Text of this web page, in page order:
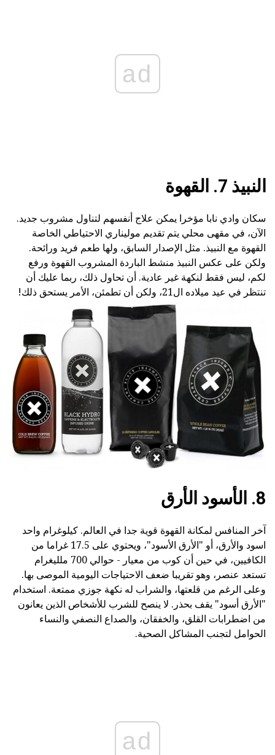
ad
النبيذ 7. القهوة
سكان وادي نابا مؤخرا يمكن علاج أنفسهم لتناول مشروب جديد.
الآن، في مقهى محلي يتم تقديم موليناري الاحتياطي الخاصة
القهوة مع النبيذ. مثل الإصدار السابق، ولها طعم فريد ورائحة.
ولكن على عكس النبيذ منشط الباردة المشروب القهوة ورفع
لكم، ليس فقط لنكهة غير عادية. أن تحاول ذلك، ربما عليك أن
تنتظر في عيد ميلاده ال21، ولكن أن تطمئن، الأمر يستحق ذلك!
8. الأسود الأرق
آخر المنافس لمكانة القهوة قوية جدا في العالم. كيلوغرام واحد
اسود والأرق، أو "الأرق الأسود"، ويحتوي على 17.5 غراما من
الكافيين، في حين أن كوب من معيار - حوالي 700 ملليغرام
تستعد عنصر، وهو تقريبا ضعف الاحتياجات اليومية الموصى بها.
وعلى الرغم من قلعتها، والشراب له نكهة جوزي ممتعة. استخدام
"الأرق أسود" يقف بحذر. لا ينصح للشرب للأشخاص الذين يعانون
من اضطرابات القلق، والخفقان، والصداع النصفي والنساء
الحوامل لتجنب المشاكل الصحية.
ad